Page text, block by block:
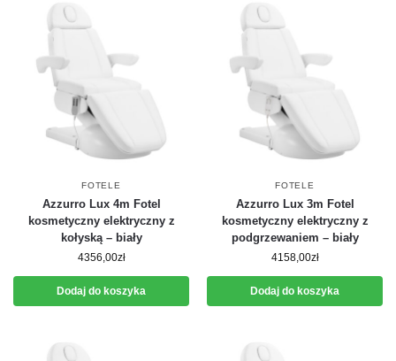
FOTELE
Azzurro Lux 4m Fotel
kosmetyczny elektryczny z
kołyską – biały
4356,00zł
Dodaj do koszyka
FOTELE
Azzurro Lux 3m Fotel
kosmetyczny elektryczny z
podgrzewaniem – biały
4158,00zł
Dodaj do koszyka